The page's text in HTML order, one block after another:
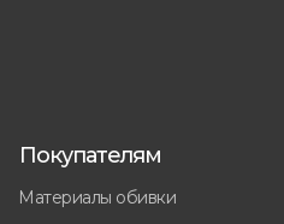
Материалы обивки
Покупателям